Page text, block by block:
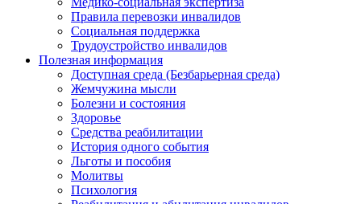
Правила перевозки инвалидов
Социальная поддержка
Трудоустройство инвалидов
Полезная информация
Доступная среда (Безбарьерная среда)
Жемчужина мысли
Болезни и состояния
Здоровье
Средства реабилитации
История одного события
Льготы и пособия
Молитвы
Психология